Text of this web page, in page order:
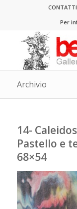
CONTATTI
Per
Archivio
14-
Pastello e
68×54